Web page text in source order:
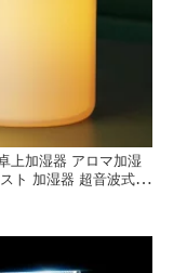
上加湿器 アロマ加湿
ト 加湿器 超音波式
ス 加湿器 ミニ加湿器
イト 部屋 寝室 車載